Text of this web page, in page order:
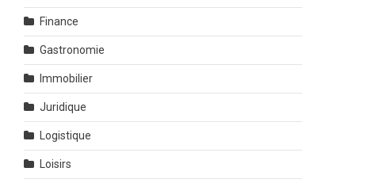
Finance
Gastronomie
Immobilier
Juridique
Logistique
Loisirs